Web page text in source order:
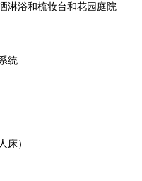
淋浴和梳妆台和花园庭院
统
床）